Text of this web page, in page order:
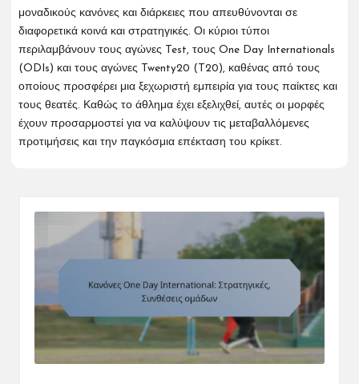
μοναδικούς κανόνες και διάρκειες που απευθύνονται σε
διαφορετικά κοινά και στρατηγικές. Οι κύριοι τύποι
περιλαμβάνουν τους αγώνες Test, τους One Day Internationals
(ODIs) και τους αγώνες Twenty20 (T20), καθένας από τους
οποίους προσφέρει μια ξεχωριστή εμπειρία για τους παίκτες και
τους θεατές. Καθώς το άθλημα έχει εξελιχθεί, αυτές οι μορφές
έχουν προσαρμοστεί για να καλύψουν τις μεταβαλλόμενες
προτιμήσεις και την παγκόσμια επέκταση του κρίκετ.